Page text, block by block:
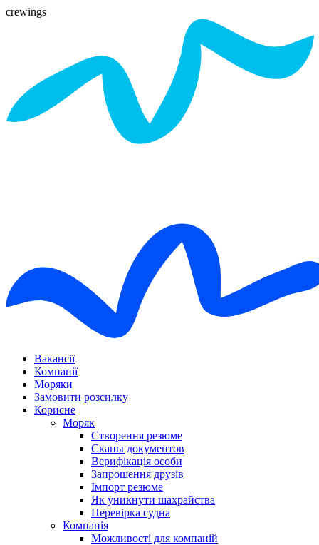
crewings
Вакансії
Компанії
Моряки
Замовити розсилку
Корисне
Моряк
Створення резюме
Сканы документов
Верифікація особи
Запрошення друзів
Імпорт резюме
Як уникнути шахрайства
Перевірка судна
Компанія
Можливості для компаній